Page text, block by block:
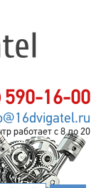
590-16-00
работает с 8 до 20